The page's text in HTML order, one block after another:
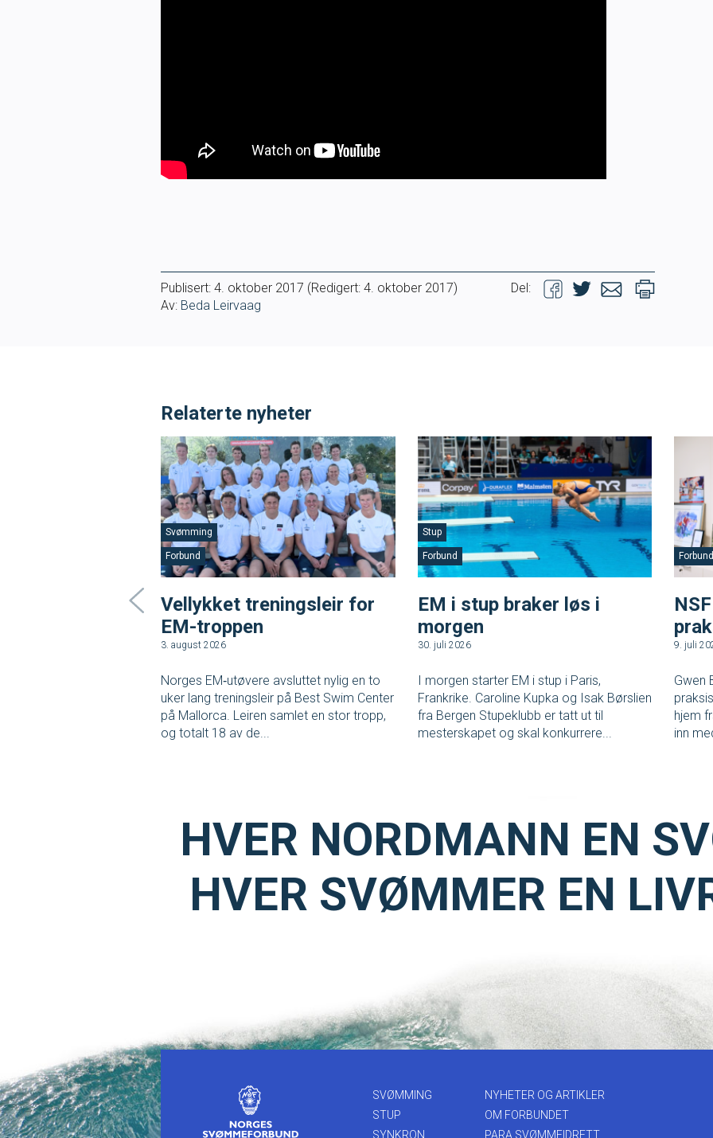
Publisert: 4. oktober 2017 (Redigert: 4. oktober 2017)
Del:
Av: Beda Leirvaag
Relaterte nyheter
Forbund
Svømming
Vellykket treningsleir for
EM-troppen
3. august 2026
Norges EM‑utøvere avsluttet nylig en to
uker lang treningsleir på Best Swim Center
på Mallorca. Leiren samlet en stor tropp,
og totalt 18 av de...
Forbund
Stup
EM i stup braker løs i
morgen
30. juli 2026
I morgen starter EM i stup i Paris,
Frankrike. Caroline Kupka og Isak Børslien
fra Bergen Stupeklubb er tatt ut til
mesterskapet og skal konkurrere...
Forbund
9. juli
Gwen
hjem
inn
HVER NORDMANN EN
HVER SVØMMER EN
SVØMMING
STUP
SYNKRON
NYHETER OG ARTIKLER
OM FORBUNDET
PARA SVØMMEIDRETT